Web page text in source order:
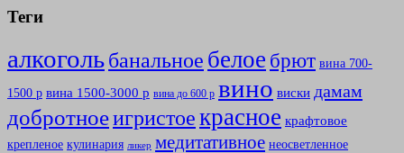
Теги
алкогольбанальное белое брют вина 700-
1500 р вина 1500-3000 р вина до 600 р вино виски дамам
добротноеигристоекрасное крафтовое
крепленое кулинария ликер медитативное неосветленное